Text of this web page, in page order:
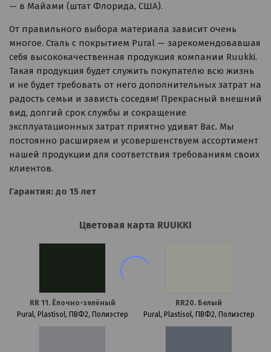
— в Майами (штат Флорида, США).
От правильного выбора материала зависит очень
многое. Сталь с покрытием Pural — зарекомендовавшая
себя высококачественная продукция компании Ruukki.
Такая продукция будет служить покупателю всю жизнь
и не будет требовать от него дополнительных затрат на
радость семьи и зависть соседям! Прекрасный внешний
вид, долгий срок службы и сокращение
эксплуатационных затрат приятно удивят Вас. Мы
постоянно расширяем и усовершенствуем ассортимент
нашей продукции для соответствия требованиям своих
клиентов.
Гарантия: до 15 лет
Цветовая карта RUUKKI
RR 11. Ёлочно-зелёный
Pural, Plastisol, ПВФ2, Полиэстер
RR20. Белый
Pural, Plastisol, ПВФ2, Полиэстер